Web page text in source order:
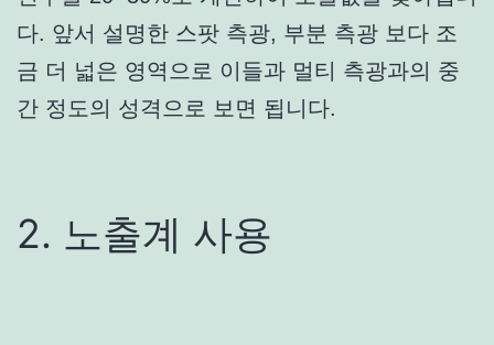
다. 앞서 설명한 스팟 측광, 부분 측광 보다 조
금 더 넓은 영역으로 이들과 멀티 측광과의 중
간 정도의 성격으로 보면 됩니다.
2. 노출계 사용